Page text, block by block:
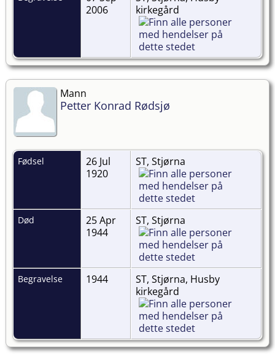
2006
kirkegård
Mann
Petter Konrad Rødsjø
Fødsel
26 Jul
1920
ST, Stjørna
Død
25 Apr
1944
ST, Stjørna
Begravelse 1944
ST, Stjørna, Husby
kirkegård